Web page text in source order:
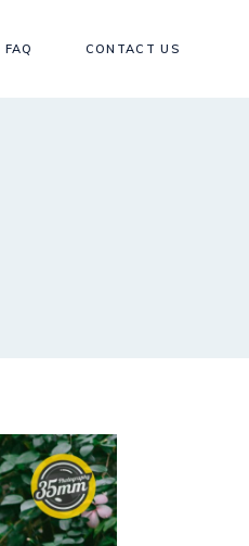
FAQ CONTACT US